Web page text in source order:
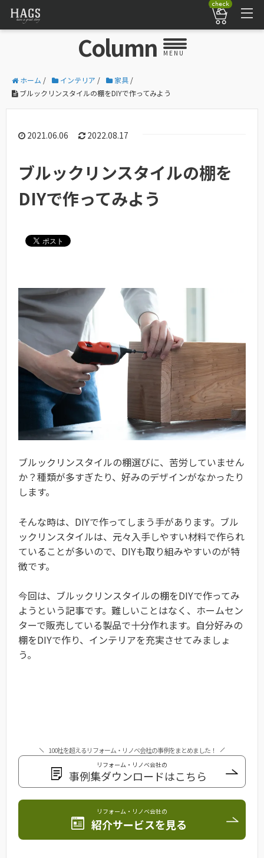
check
Column MENU
ホーム / インテリア / 家具 /
ブルックリンスタイルの棚をDIYで作ってみよう
2021.06.06 2022.08.17
ブルックリンスタイルの棚を
DIYで作ってみよう
ブルックリンスタイルの棚選びに、苦労していません
か？種類が多すぎたり、好みのデザインがなかったり
します。
そんな時は、DIYで作ってしまう手があります。ブル
ックリンスタイルは、元々入手しやすい材料で作られ
ていることが多いので、DIYも取り組みやすいのが特
徴です。
今回は、ブルックリンスタイルの棚をDIYで作ってみ
ようという記事です。難しいことはなく、ホームセン
ターで販売している製品で十分作れます。自分好みの
棚をDIYで作り、インテリアを充実させてみましょ
う。
100社を超えるリフォーム・リノベ会社の事例をまとめました！
リフォーム・リノベ会社の
事例集ダウンロードはこちら
リフォーム・リノベ会社の
紹介サービスを見る